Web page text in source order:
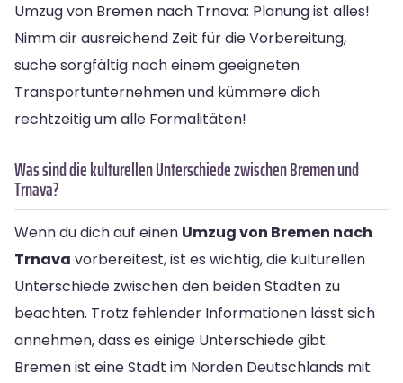
Umzug von Bremen nach Trnava: Planung ist alles!
Nimm dir ausreichend Zeit für die Vorbereitung,
suche sorgfältig nach einem geeigneten
Transportunternehmen und kümmere dich
rechtzeitig um alle Formalitäten!
Was sind die kulturellen Unterschiede zwischen Bremen und
Trnava?
Wenn du dich auf einen Umzug von Bremen nach
Trnava vorbereitest, ist es wichtig, die kulturellen
Unterschiede zwischen den beiden Städten zu
beachten. Trotz fehlender Informationen lässt sich
annehmen, dass es einige Unterschiede gibt.
Bremen ist eine Stadt im Norden Deutschlands mit